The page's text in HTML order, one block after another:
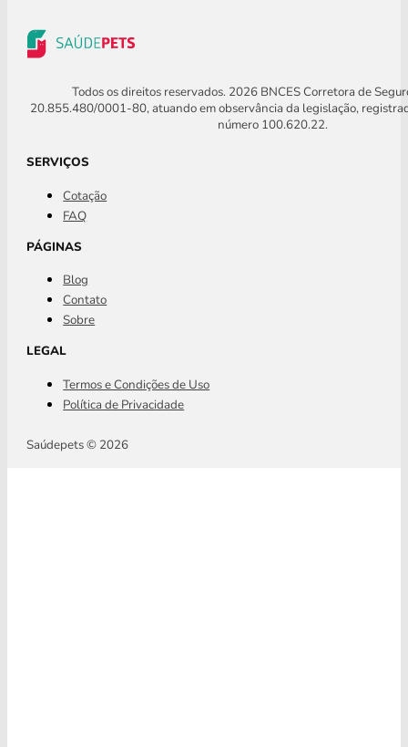
Todos os direitos reservados. 2026 BNCES Corretora de
20.855.480/0001-80, atuando em observância da legislação,
número 100.620.22.
SERVIÇOS
Cotação
FAQ
PÁGINAS
Blog
Contato
Sobre
LEGAL
Termos e Condições de Uso
Política de Privacidade
Saúdepets © 2026